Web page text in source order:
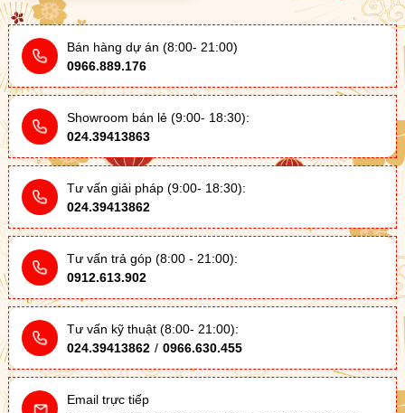
Bán hàng dự án (8:00- 21:00)
0966.889.176
Showroom bán lẻ (9:00- 18:30):
024.39413863
Tư vấn giải pháp (9:00- 18:30):
024.39413862
Tư vấn trả góp (8:00 - 21:00):
0912.613.902
Tư vấn kỹ thuật (8:00- 21:00):
024.39413862 / 0966.630.455
Email trực tiếp